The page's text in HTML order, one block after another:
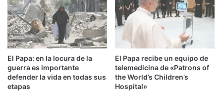
El Papa: en la locura de la
guerra es importante
defender la vida en todas sus
etapas
El Papa recibe un equipo de
telemedicina de «Patrons of
the World’s Children’s
Hospital»